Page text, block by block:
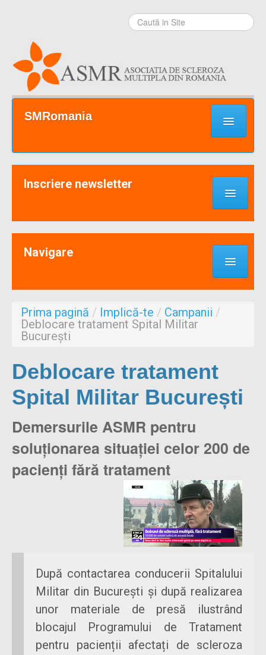
Sari la
navigare
Secţiuni
SMRomania
Noutati & Cercetari
Aproape de mine
Despre noi
Formulare
Inscriere newsletter
Navigare
Prima pagină / Implică-te / Campanii /
Deblocare tratament Spital Militar
București
Deblocare tratament
Spital Militar București
Demersurile ASMR pentru
soluționarea situației celor 200 de
pacienți fără tratament
După contactarea conducerii Spitalului
Militar din București și după realizarea
unor materiale de presă ilustrând
blocajul Programului de Tratament
pentru pacienții afectați de scleroza